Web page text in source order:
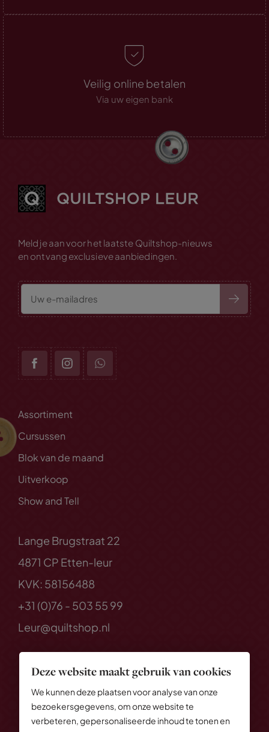
Deze website maakt gebruik van cookies
We kunnen deze plaatsen voor analyse van onze
bezoekersgegevens, om onze website te
verbeteren, gepersonaliseerde inhoud te tonen en
Veilig online betalen
Via uw eigen bank
Meld je aan voor het laatste Quiltshop-nieuws
en ontvang exclusieve aanbiedingen.
Assortiment
Cursussen
Blok van de maand
Uitverkoop
Show and Tell
Lange Brugstraat 22
4871 CP Etten-leur
KVK: 58156488
+31 (0)76 - 503 55 99
Leur@quiltshop.nl